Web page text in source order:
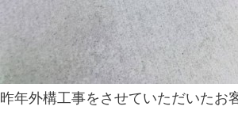
昨年外構工事をさせていただいたお